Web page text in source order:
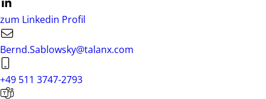
zum Linkedin Profil
Bernd.Sablowsky@talanx.com
+49 511 3747-2793